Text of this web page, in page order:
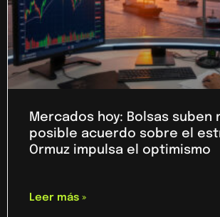
Mercados hoy: Bolsas suben
posible acuerdo sobre el
Ormuz impulsa el optimismo
Leer más »